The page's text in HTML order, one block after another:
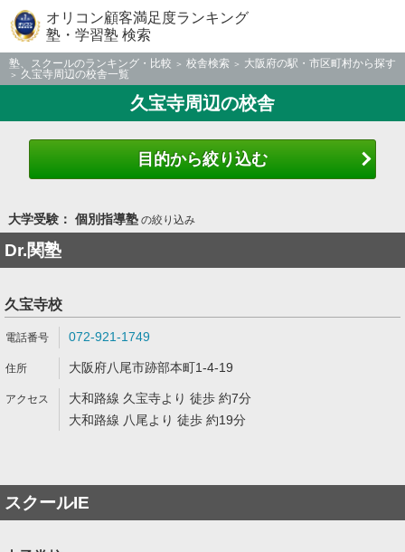
オリコン顧客満足度ランキング
塾・学習塾 検索
塾、スクールのランキング・比較 校舎検索
大阪府の駅・市区町村から探す
久宝寺周辺の校舎一覧
久宝寺周辺の校舎
目的から絞り込む
大学受験： 個別指導塾の絞り込み
Dr.関塾
久宝寺校
072-921-1749
大阪府八尾市跡部本町1-4-19
大和路線 久宝寺より 徒歩 約7分
大和路線 八尾より 徒歩 約19分
スクールIE